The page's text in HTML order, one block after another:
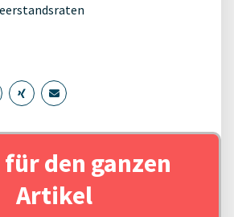
den ganzen
Artikel